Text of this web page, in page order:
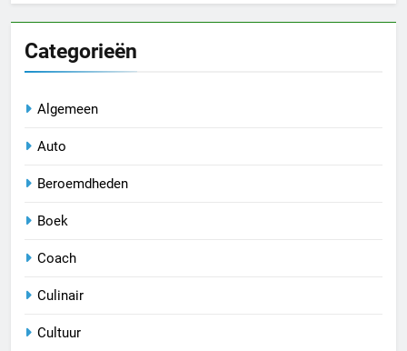
Categorieën
Algemeen
Auto
Beroemdheden
Boek
Coach
Culinair
Cultuur